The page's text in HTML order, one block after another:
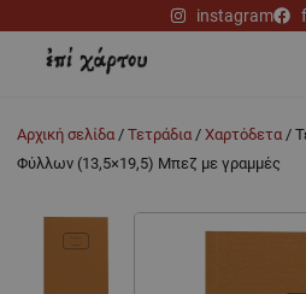
περιεχόμενο
instagram
Αρχική σελίδα /Τετράδια /Χαρτόδετα /
Φύλλων (13,5×19,5) Μπεζ με γραμμές